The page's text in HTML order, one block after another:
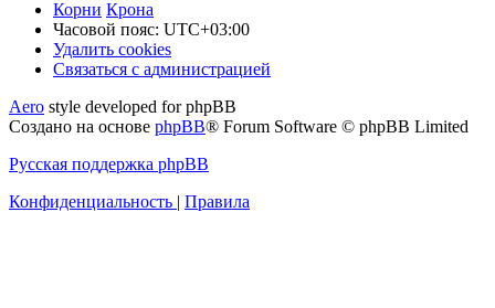
Корни Крона
Часовой пояс: UTC+03:00
Удалить cookies
Связаться
администрацией
Связаться с администрацией
Aero style developed for phpBB
Создано на основе phpBB® Forum Software © phpBB Limited
Русская поддержка phpBB
Конфиденциальность | Правила